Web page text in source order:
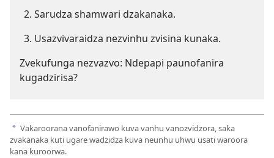
Sarudza shamwari dzakanaka.
Usazvivaraidza nezvinhu zvisina kunaka.
Zvekufunga nezvazvo: Ndepapi paunofanira
kugadzirisa?
a Vakaroorana vanofanirawo kuva vanhu vanozvidzora, saka
zvakanaka kuti ugare wadzidza kuva neunhu uhwu usati waroora
kana kuroorwa.